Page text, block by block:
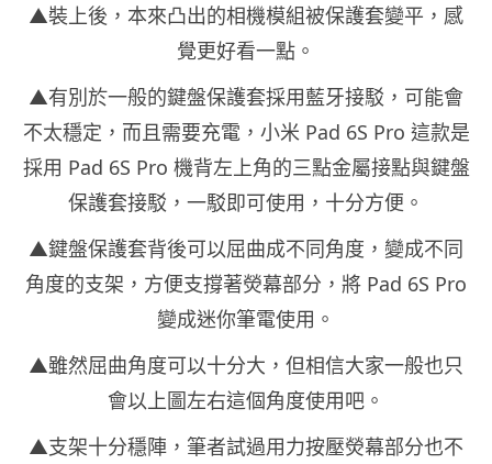
▲裝上後，本來凸出的相機模組被保護套變平，感
覺更好看一點。
▲有別於一般的鍵盤保護套採用藍牙接駁，可能會
不太穩定，而且需要充電，小米 Pad 6S Pro 這款是
採用 Pad 6S Pro 機背左上角的三點金屬接點與鍵盤
保護套接駁，一駁即可使用，十分方便。
▲鍵盤保護套背後可以屈曲成不同角度，變成不同
角度的支架，方便支撐著熒幕部分，將 Pad 6S Pro
變成迷你筆電使用。
▲雖然屈曲角度可以十分大，但相信大家一般也只
會以上圖左右這個角度使用吧。
▲支架十分穩陣，筆者試過用力按壓熒幕部分也不